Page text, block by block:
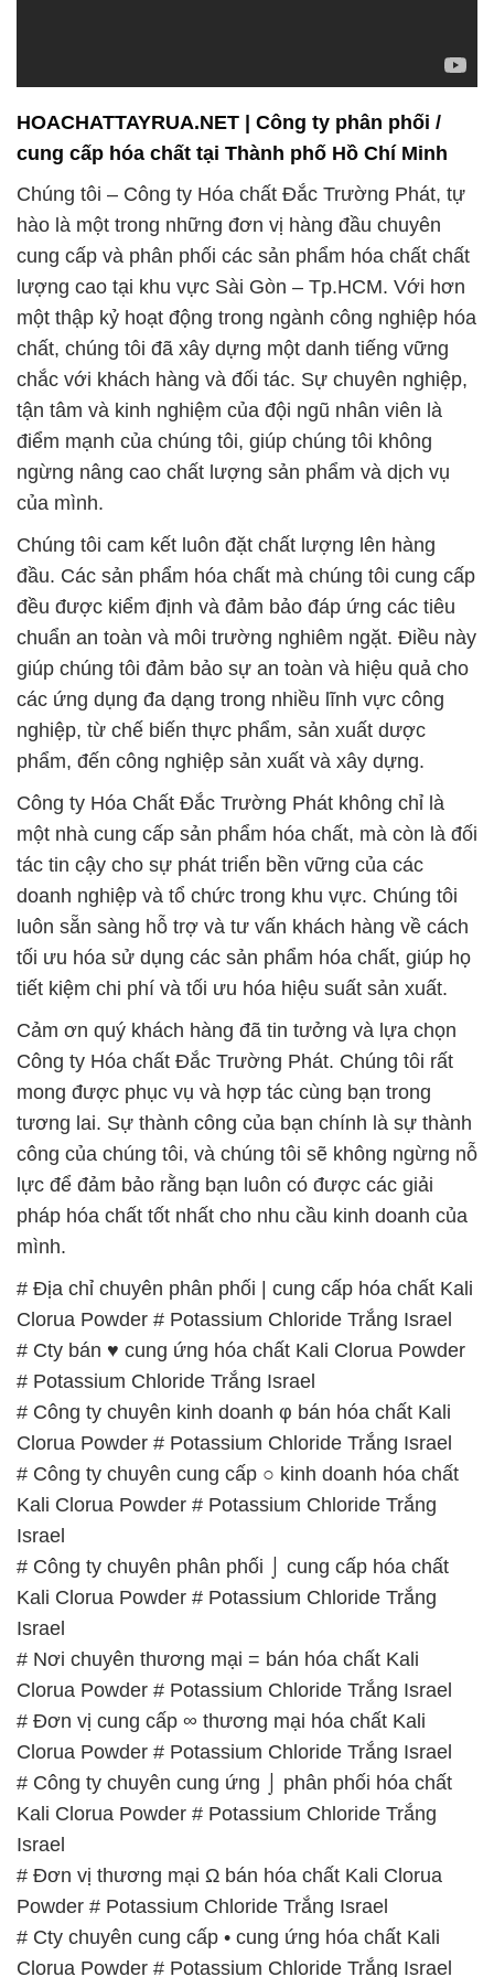
phẩm, đến công nghiệp sản xuất và xây dựng.
Công ty Hóa Chất Đắc Trường Phát không chỉ là
một nhà cung cấp sản phẩm hóa chất, mà còn là đối
tác tin cậy cho sự phát triển bền vững của các
doanh nghiệp và tổ chức trong khu vực. Chúng tôi
luôn sẵn sàng hỗ trợ và tư vấn khách hàng về cách
tối ưu hóa sử dụng các sản phẩm hóa chất, giúp họ
tiết kiệm chi phí và tối ưu hóa hiệu suất sản xuất.
Cảm ơn quý khách hàng đã tin tưởng và lựa chọn
Công ty Hóa chất Đắc Trường Phát. Chúng tôi rất
mong được phục vụ và hợp tác cùng bạn trong
tương lai. Sự thành công của bạn chính là sự thành
công của chúng tôi, và chúng tôi sẽ không ngừng nỗ
lực để đảm bảo rằng bạn luôn có được các giải
pháp hóa chất tốt nhất cho nhu cầu kinh doanh của
mình.
# Địa chỉ chuyên phân phối | cung cấp hóa chất Kali
Clorua Powder # Potassium Chloride Trắng Israel
# Cty bán ♥ cung ứng hóa chất Kali Clorua Powder
# Potassium Chloride Trắng Israel
# Công ty chuyên kinh doanh φ bán hóa chất Kali
Clorua Powder # Potassium Chloride Trắng Israel
# Công ty chuyên cung cấp ○ kinh doanh hóa chất
Kali Clorua Powder # Potassium Chloride Trắng
Israel
# Công ty chuyên phân phối ⌡ cung cấp hóa chất
Kali Clorua Powder # Potassium Chloride Trắng
Israel
# Nơi chuyên thương mại = bán hóa chất Kali
# Đơn vị cung cấp ∞ thương mại hóa chất Kali
Clorua Powder # Potassium Chloride Trắng Israel
# Công ty chuyên cung ứng ⌡ phân phối hóa chất
Kali Clorua Powder # Potassium Chloride Trắng
Israel
# Đơn vị thương mại Ω bán hóa chất Kali Clorua
Powder # Potassium Chloride Trắng Israel
# Cty chuyên cung cấp • cung ứng hóa chất Kali
Clorua Powder # Potassium Chloride Trắng Israel
# Công ty chuyên phân phối ♥ kinh doanh hóa chất
Kali Clorua Powder # Potassium Chloride Trắng
Israel
PHÒNG KINH DOANH – CÔNG TY HÓA CHẤT
ĐẮC TRƯỜNG PHÁT🌐
🌐 Website: https://hoachattayrua.net/
📞 Hotline:
– 0933.920.505 – 028.3504.5555
– 028.3756.1835 – 028.3756.1840 –
028.3756.1841- 028.3756.1842
– 0932.660.696 – 0901.326.566 – 0906.387.866 –
0902.765.866
📧 Email: hoachat@dactruongphat.vn
GIỜ LÀM VIỆC TẠI CÔNG TY HÓA CHẤT ĐẮC
TRƯỜNG PHÁT
Thời gian làm việctại Hóa Chất Đắc Trường Phát
được tổ chức như sau: